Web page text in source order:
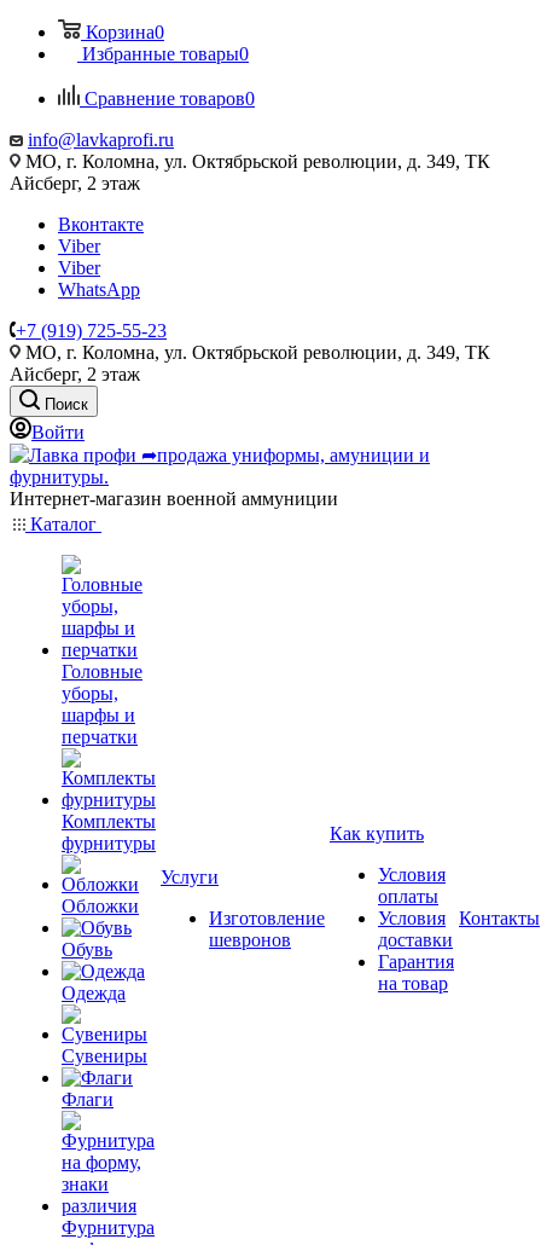
Корзина0
Избранные товары0
Сравнение товаров0
info@lavkaprofi.ru
МО, г. Коломна, ул. Октябрьской революции, д. 349, ТК
Айсберг, 2 этаж
Вконтакте
Viber
Viber
WhatsApp
+7 (919) 725-55-23
МО, г. Коломна, ул. Октябрьской революции, д. 349, ТК
Айсберг, 2 этаж
Поиск
Войти
Интернет-магазин военной аммуниции
Каталог
Головные
уборы,
шарфы и
перчатки
Комплекты
фурнитуры
Обложки
Обувь
Одежда
Сувениры
Флаги
Фурнитура
Услуги
Изготовление
шевронов
Как купить
Условия
оплаты
Условия
доставки
Гарантия
на товар
Контакты